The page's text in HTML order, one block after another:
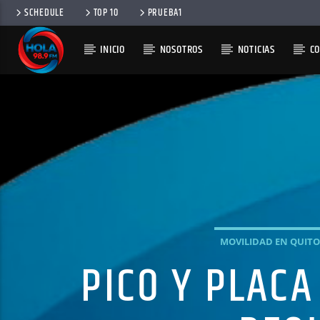
SCHEDULE TOP 10 PRUEBA1
INICIO NOSOTROS NOTICIAS
MOVILIDAD EN QUITO
PICO Y